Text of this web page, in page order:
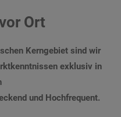
Ort
Kerngebiet sind wir
exklusiv in
und Hochfrequent.